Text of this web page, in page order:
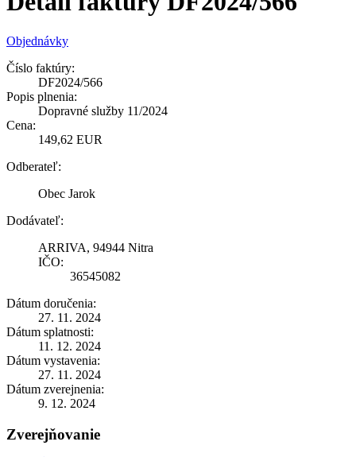
Objednávky
Číslo faktúry:
DF2024/566
Popis plnenia:
Dopravné služby 11/2024
Cena:
149,62 EUR
Odberateľ:
Obec Jarok
Dodávateľ:
ARRIVA, 94944 Nitra
IČO:
36545082
Dátum doručenia:
27. 11. 2024
Dátum splatnosti:
11. 12. 2024
Dátum vystavenia:
27. 11. 2024
Dátum zverejnenia:
9. 12. 2024
Zverejňovanie